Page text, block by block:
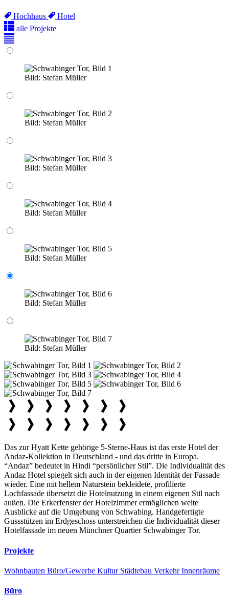
Hochhaus
Hotel
alle Projekte
Bild: Stefan Müller
Bild: Stefan Müller
Bild: Stefan Müller
Bild: Stefan Müller
Bild: Stefan Müller
Bild: Stefan Müller
Bild: Stefan Müller
Das zur Hyatt Kette gehörige 5-Sterne-Haus ist das erste Hotel der
Andaz-Kollektion in Deutschland - und das dritte in Europa.
“Andaz” bedeutet in Hindi “persönlicher Stil”. Die Individualität des
Andaz Hotel spiegelt sich auch in der eigenen Identität der Fassade
wieder. Eine mit hellem Naturstein bekleidete, profilierte
Lochfassade übersetzt die Hotelnutzung in einem eigenen Stil nach
außen. Die Erkerfenster der Hotelzimmer ermöglichen weite
Ausblicke auf die Umgebung von Schwabing. Handgefertigte
Gussstützen im Erdgeschoss unterstreichen die Individualität dieser
Hotelfassade im neuen Münchner Quartier Schwabinger Tor.
Projekte
Wohnbauten Büro/Gewerbe Kultur Städtebau VerkehrInnenräume
Büro